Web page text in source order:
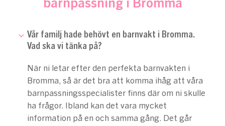
barnpassning i Bromma
Vår familj hade behövt en barnvakt i Bromma.
Vad ska vi tänka på?
När ni letar efter den perfekta barnvakten i
Bromma, så är det bra att komma ihåg att våra
barnpassningsspecialister finns där om ni skulle
ha frågor. Ibland kan det vara mycket
information på en och samma gång. Det går